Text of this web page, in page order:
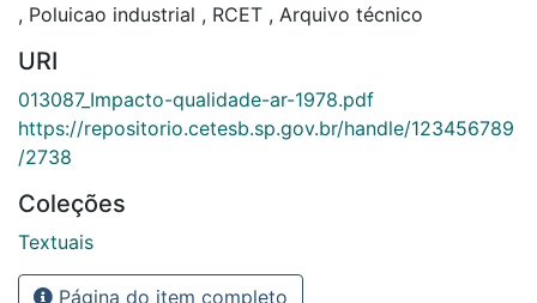
, Poluicao industrial , RCET , Arquivo técnico
URI
013087_Impacto-qualidade-ar-1978.pdf
https://repositorio.cetesb.sp.gov.br/handle/123456789
/2738
Coleções
Textuais
Página do item completo